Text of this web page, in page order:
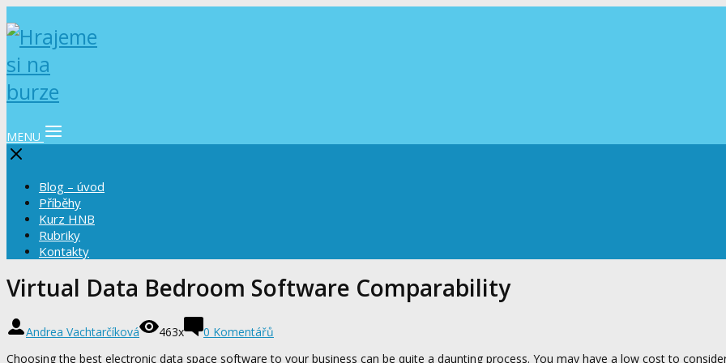
MENU
Blog – úvod
Příběhy
Kurz HNB
Rubriky
Kontakty
Virtual Data Bedroom Software Comparability
Andrea Vachtarčíková 463x
0 Komentářů
Choosing the best electronic data space software to your business can be quite a daunting process. You may have a low cost to